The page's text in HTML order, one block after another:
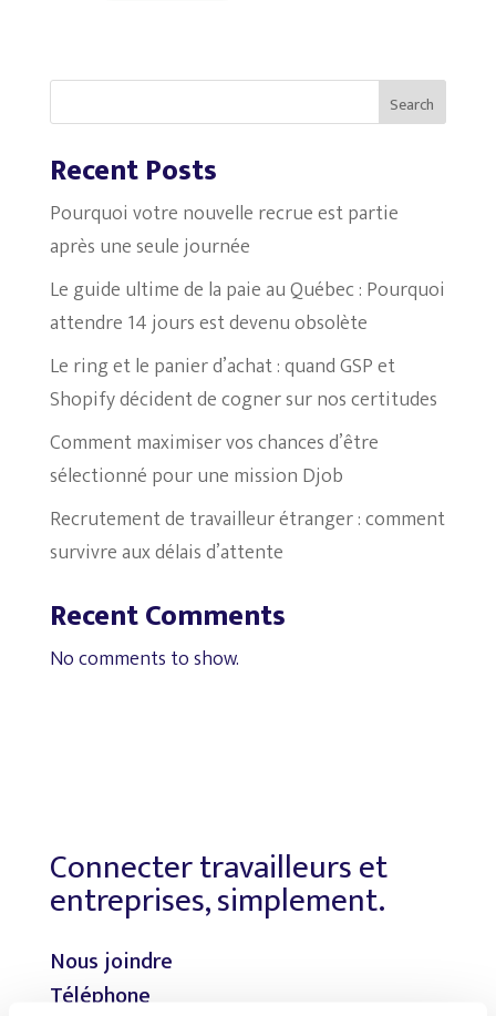
Search
Recent Posts
Pourquoi votre nouvelle recrue est partie
après une seule journée
Le guide ultime de la paie au Québec : Pourquoi
attendre 14 jours est devenu obsolète
Le ring et le panier d’achat : quand GSP et
Shopify décident de cogner sur nos certitudes
Comment maximiser vos chances d’être
sélectionné pour une mission Djob
Recrutement de travailleur étranger : comment
survivre aux délais d’attente
Recent Comments
No comments to show.
Connecter travailleurs et
entreprises, simplement.
Nous joindre
Téléphone